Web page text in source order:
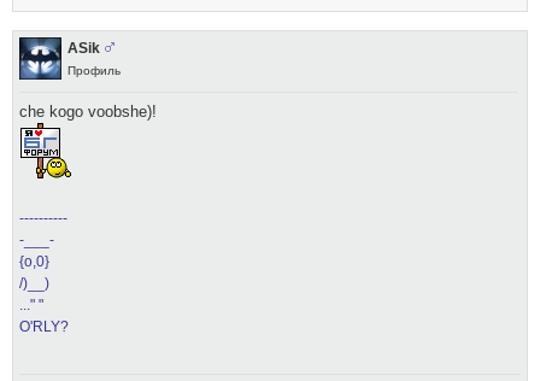
ASik
Профиль
che kogo voobshe)!
----------
-___-
{o,0}
/)__)
..." "
O'RLY?